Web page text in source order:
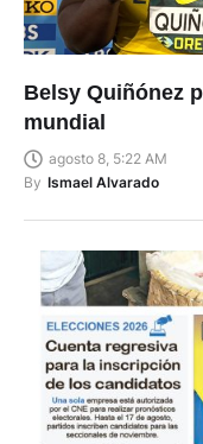
Belsy Quiñónez
mundial
agosto 8, 5:22 AM
By Ismael Alvarado